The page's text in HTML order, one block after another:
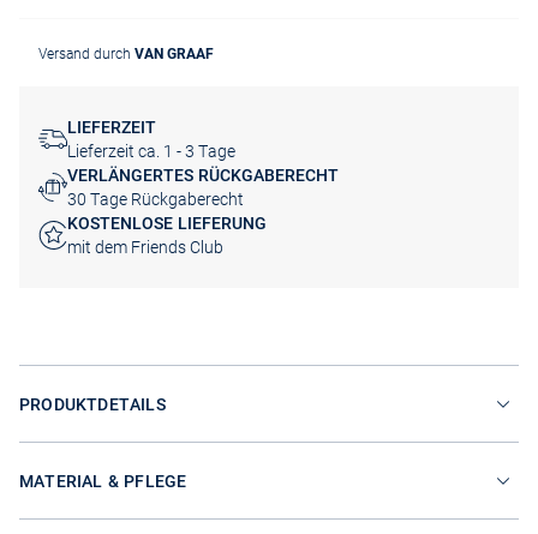
Versand durch VAN GRAAF
LIEFERZEIT
Lieferzeit ca. 1 - 3 Tage
VERLÄNGERTES RÜCKGABERECHT
30 Tage Rückgaberecht
KOSTENLOSE LIEFERUNG
mit dem Friends Club
PRODUKTDETAILS
MATERIAL & PFLEGE